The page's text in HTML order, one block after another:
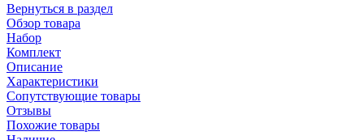
Вернуться в раздел
Обзор товара
Набор
Комплект
Описание
Характеристики
Сопутствующие товары
Отзывы
Похожие товары